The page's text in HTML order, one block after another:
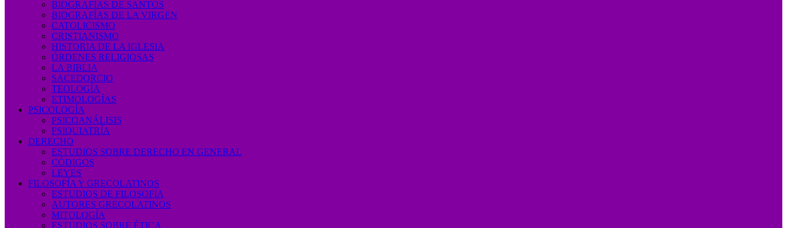
BIOGRAFÍAS DE SANTOS
BIOGRAFÍAS DE LA VIRGEN
CATOLICISMO
CRISTIANISMO
HISTORIA DE LA IGLESIA
ÓRDENES RELIGIOSAS
LA BIBLIA
SACEDORCIO
TEOLOGÍA
ETIMOLOGÍAS
PSICOLOGÍA
PSICOANÁLISIS
PSIQUIATRÍA
DERECHO
ESTUDIOS SOBRE DERECHO EN GENERAL
CÓDIGOS
LEYES
FILOSOFÍA Y GRECOLATINOS
ESTUDIOS DE FILOSOFÍA
AUTORES GRECOLATINOS
MITOLOGÍA
ESTUDIOS SOBRE ÉTICA